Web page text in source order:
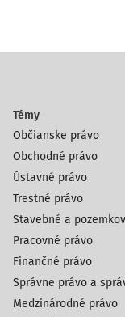
Témy
Občianske právo
Obchodné právo
Ústavné právo
Trestné právo
Stavebné a
Pracovné právo
Finančné právo
Správne právo a
Medzinárodné právo